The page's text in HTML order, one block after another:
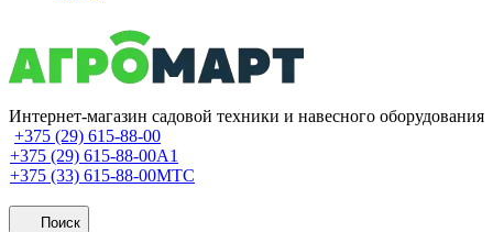
Интернет-магазин садовой техники и навесного оборудования
+375 (29) 615-88-00
+375 (29) 615-88-00A1
+375 (33) 615-88-00МТС
Поиск